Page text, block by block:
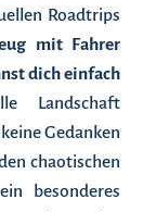
Roadtrips
mit Fahrer
dich einfach
Landschaft
Gedanken
chaotischen